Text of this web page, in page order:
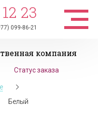
23
099-86-21
компания
Статус заказа
Белый